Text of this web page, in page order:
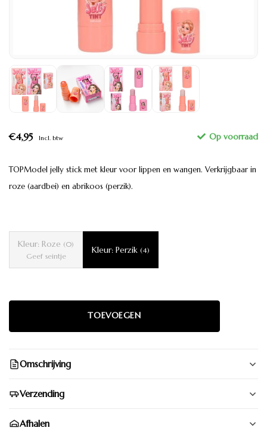
€4,95 Incl. btw
TOPModel jelly stick met kleur voor lippen en wangen. Verkrijgbaar in
roze (aardbei) en abrikoos (perzik).
Kleur: Roze (0)
Geef seintje
Kleur: Perzik (4)
Omschrijving
Verzending
Afhalen